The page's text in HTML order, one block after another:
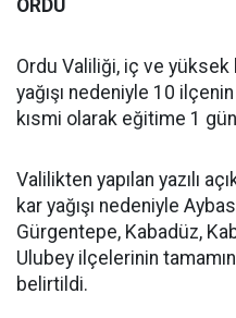
ORDU
Ordu Valiliği, iç ve
yağışı nedeniyle 10
kısmi olarak eğitime 1
Valilikten yapılan yazılı
kar yağışı nedeniyle
Gürgentepe, Kabadüz,
Ulubey ilçelerinin
belirtildi.